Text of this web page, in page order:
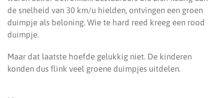
de snelheid van 30 km/u hielden, ontvingen een groen
duimpje als beloning. Wie te hard reed kreeg een rood
duimpje.
Maar dat laatste hoefde gelukkig niet. De kinderen
konden dus flink veel groene duimpjes uitdelen.